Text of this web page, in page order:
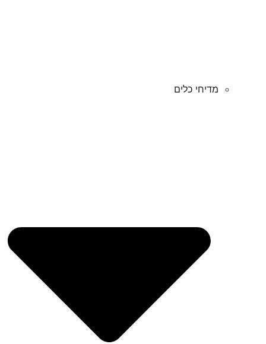
מדיחי כלים